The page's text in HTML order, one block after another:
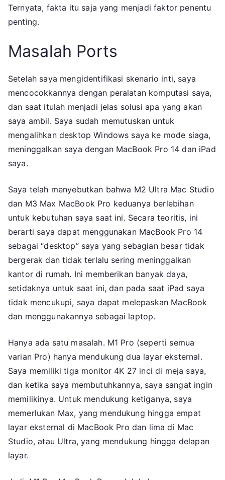
Ternyata, fakta itu saja yang menjadi faktor penentu
penting.
Masalah Ports
Setelah saya mengidentifikasi skenario inti, saya
mencocokkannya dengan peralatan komputasi saya,
dan saat itulah menjadi jelas solusi apa yang akan
saya ambil. Saya sudah memutuskan untuk
mengalihkan desktop Windows saya ke mode siaga,
meninggalkan saya dengan MacBook Pro 14 dan iPad
saya.
Saya telah menyebutkan bahwa M2 Ultra Mac Studio
dan M3 Max MacBook Pro keduanya berlebihan
untuk kebutuhan saya saat ini. Secara teoritis, ini
berarti saya dapat menggunakan MacBook Pro 14
sebagai “desktop” saya yang sebagian besar tidak
bergerak dan tidak terlalu sering meninggalkan
kantor di rumah. Ini memberikan banyak daya,
setidaknya untuk saat ini, dan pada saat iPad saya
tidak mencukupi, saya dapat melepaskan MacBook
dan menggunakannya sebagai laptop.
Hanya ada satu masalah. M1 Pro (seperti semua
varian Pro) hanya mendukung dua layar eksternal.
Saya memiliki tiga monitor 4K 27 inci di meja saya,
dan ketika saya membutuhkannya, saya sangat ingin
memilikinya. Untuk mendukung ketiganya, saya
memerlukan Max, yang mendukung hingga empat
layar eksternal di MacBook Pro dan lima di Mac
Studio, atau Ultra, yang mendukung hingga delapan
layar.